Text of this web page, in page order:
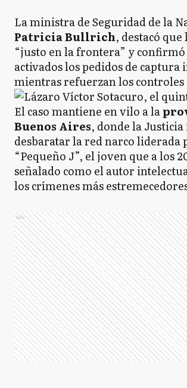
La ministra de Seguridad de la
Patricia Bullrich, destacó
“justo en la frontera” y
activados los pedidos de
mientras refuerzan los
El caso mantiene en vilo a la
Buenos Aires, donde la
desbaratar la red narco liderada
“Pequeño J”, el joven que a los
señalado como el autor
los crímenes más
Ads